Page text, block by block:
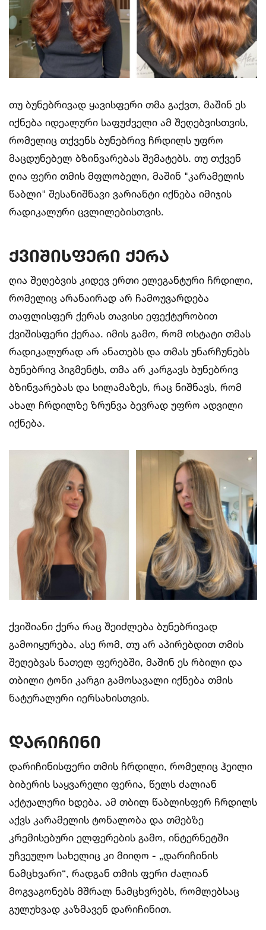
თუ ბუნებრივად ყავისფერი თმა გაქვთ, მაშინ ეს
იქნება იდეალური საფუძველი ამ შეღებვისთვის,
რომელიც თქვენს ბუნებრივ ჩრდილს უფრო
მაცდუნებელ ბზინვარებას შემატებს. თუ თქვენ
ღია ფერი თმის მფლობელი, მაშინ "კარამელის
წაბლი" შესანიშნავი ვარიანტი იქნება იმიჯის
რადიკალური ცვლილებისთვის.
ქვიშისფერი ქერა
ღია შეღებვის კიდევ ერთი ელეგანტური ჩრდილი,
რომელიც არანაირად არ ჩამოუვარდება
თაფლისფერ ქერას თავისი ეფექტურობით
ქვიშისფერი ქერაა. იმის გამო, რომ ოსტატი თმას
რადიკალურად არ ანათებს და თმას უნარჩუნებს
ბუნებრივ პიგმენტს, თმა არ კარგავს ბუნებრივ
ბზინვარებას და სილამაზეს, რაც ნიშნავს, რომ
ახალ ჩრდილზე ზრუნვა ბევრად უფრო ადვილი
იქნება.
ქვიშიანი ქერა რაც შეიძლება ბუნებრივად
გამოიყურება, ასე რომ, თუ არ აპირებდით თმის
შეღებვას ნათელ ფერებში, მაშინ ეს რბილი და
თბილი ტონი კარგი გამოსავალი იქნება თმის
ნატურალური იერსახისთვის.
დარიჩინი
დარიჩინისფერი თმის ჩრდილი, რომელიც ჰეილი
ბიბერის საყვარელი ფერია, წელს ძალიან
აქტუალური ხდება. ამ თბილ წაბლისფერ ჩრდილს
აქვს კარამელის ტონალობა და თმებზე
კრემისებური ელფერების გამო, ინტერნეტში
უჩვეულო სახელიც კი მიიღო - „დარიჩინის
ნამცხვარი“, რადგან თმის ფერი ძალიან
მოგვაგონებს მშრალ ნამცხვრებს, რომლებსაც
გულუხვად კაზმავენ დარიჩინით.